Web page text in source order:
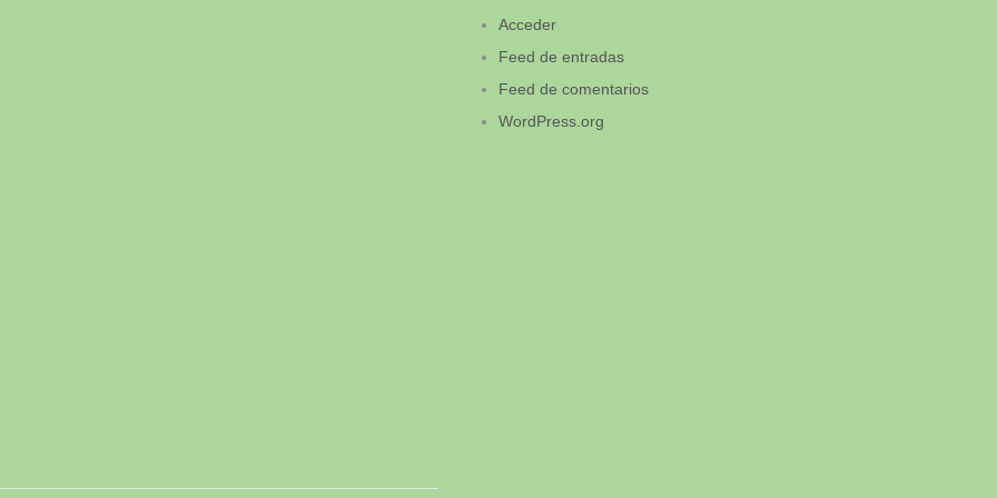
Acceder
Feed de entradas
Feed de comentarios
WordPress.org